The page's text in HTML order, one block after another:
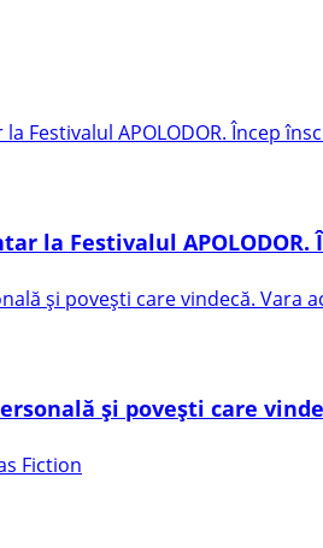
la Festivalul
și povești care